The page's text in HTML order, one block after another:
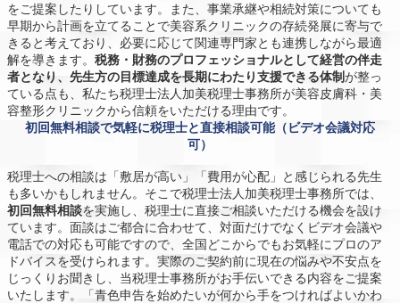
をご提案したりしています。また、事業承継や相続対策についても
早期から計画を立てることで美容系クリニックの存続発展に寄与で
きると考えており、必要に応じて関連専門家とも連携しながら最適
解を導きます。 税務・財務のプロフェッショナルとして経営の伴走
者となり、先生方の目標達成を長期にわたり支援できる体制が整っ
ている点も、私たち税理士法人加美税理士事務所が美容皮膚科・美
容整形クリニックから信頼をいただける理由です。
初回無料相談で気軽に税理士と直接相談可能（ビデオ会議対応
可）
税理士への相談は「敷居が高い」「費用が心配」と感じられる先生
も多いかもしれません。そこで税理士法人加美税理士事務所では、
初回無料相談を実施し、税理士に直接ご相談いただける機会を設け
ています。面談はご都合に合わせて、対面だけでなくビデオ会議や
電話での対応も可能ですので、全国どこからでもお気軽にプロのア
ドバイスを受けられます。実際のご契約前に現在の悩みや不安点を
じっくりお聞きし、当税理士事務所がお手伝いできる内容をご提案
いたします。「青色申告を始めたいが何から手をつければよいかわ